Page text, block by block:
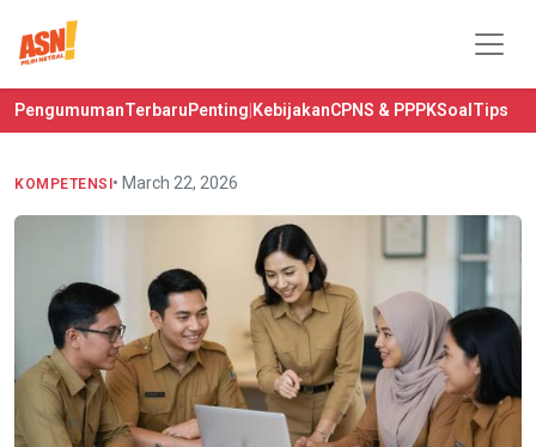
PengumumanTerbaruPenting KebijakanCPNS & PPPKSoal Tips
KOMPETENSI• March 22, 2026